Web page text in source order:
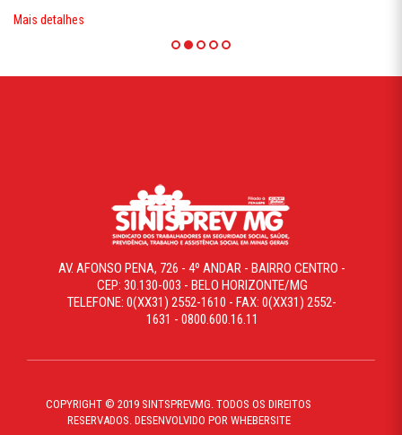
Mais detalhes
AV. AFONSO PENA, 726 - 4º ANDAR - BAIRRO CENTRO -
CEP: 30.130-003 - BELO HORIZONTE/MG
TELEFONE: 0(XX31) 2552-1610 - FAX: 0(XX31) 2552-
1631 - 0800.600.16.11
COPYRIGHT © 2019 SINTSPREVMG. TODOS OS DIREITOS
RESERVADOS. DESENVOLVIDO POR WHEBERSITE